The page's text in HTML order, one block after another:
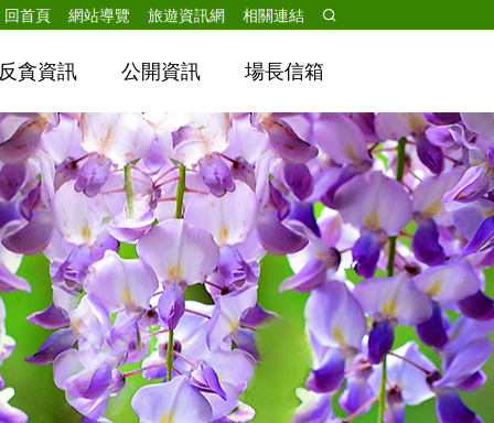
回首頁 網站導覽 旅遊資訊網 相關連結
貪資訊 公開資訊 場長信箱